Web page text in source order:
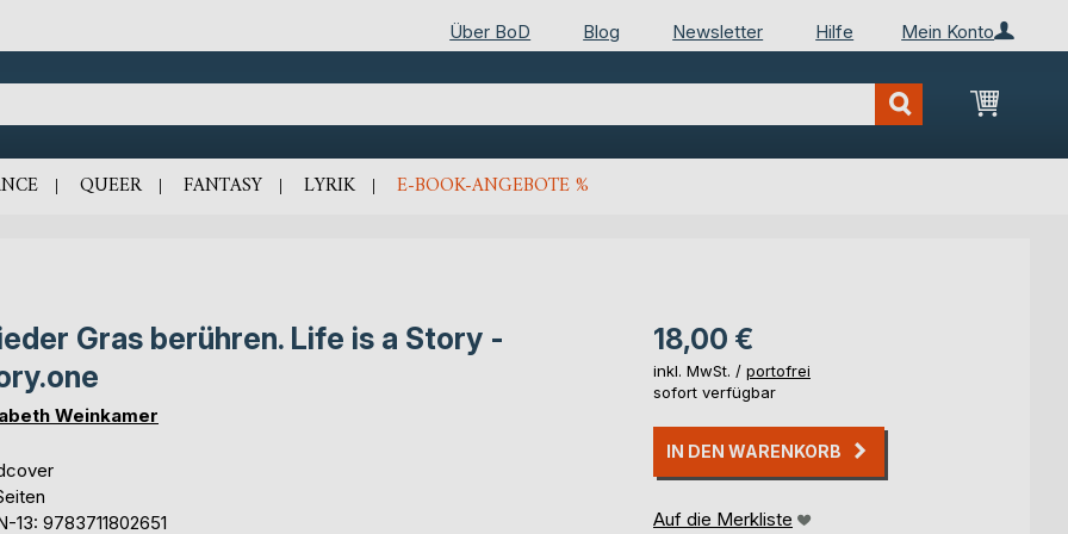
Mein Konto
Über BoD Blog Newsletter Hilfe
Mein
QUEER FANTASY LYRIK E-BOOK-ANGEBOTE %
Gras berühren. Life is a Story -
Weinkamer
13: 9783711802651
18,00 €
inkl. MwSt. / portofrei
sofort verfügbar
IN DEN WARENKORB
Auf die Merkliste